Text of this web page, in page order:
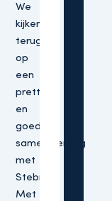
We
kijken
terug
op
een
prettige
en
goede
samenwerking
met
Stebru.
Met